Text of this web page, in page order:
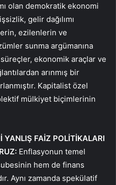
olan demokratik ekonomi
gelir dağılımı
ezilenlerin ve
sunma argümanına
ekonomik araçlar ve
arınmış bir
Kapitalist özel
mülkiyet biçimlerinin
YANLIŞ FAİZ POLİTİKALARI
Enflasyonun temel
hem de finans
Aynı zamanda spekülatif